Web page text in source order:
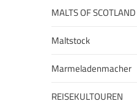
MALTS OF SCOTLAND
Maltstock
Marmeladenmacher
REISEKULTOUREN